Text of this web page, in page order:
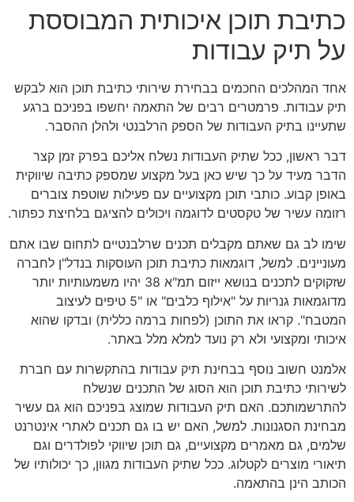
כתיבת תוכן איכותית המבוססת
על תיק עבודות
אחד המהלכים החכמים בבחירת שירותי כתיבת תוכן הוא לבקש
תיק עבודות. פרמטרים רבים של התאמה יחשפו בפניכם ברגע
שתעיינו בתיק העבודות של הספק הרלבנטי ולהלן ההסבר.
דבר ראשון, ככל שתיק העבודות נשלח אליכם בפרק זמן קצר
הדבר מעיד על כך שיש כאן בעל מקצוע שמספק כתיבה שיווקית
באופן קבוע. כותבי תוכן מקצועיים עם פעילות שוטפת צוברים
רזומה עשיר של טקסטים לדוגמה ויכולים להציגם בלחיצת כפתור.
שימו לב גם שאתם מקבלים תכנים שרלבנטיים לתחום שבו אתם
מעוניינים. למשל, דוגמאות כתיבת תוכן העוסקות בנדל"ן לחברה
שזקוקים לתכנים בנושא ייזום תמ"א 38 יהיו משמעותיות יותר
מדוגמאות גנריות על "אילוף כלבים" או "5 טיפים לעיצוב
המטבח". קראו את התוכן (לפחות ברמה כללית) ובדקו שהוא
איכותי ומקצועי ולא רק נועד למלא מלל באתר.
אלמנט חשוב נוסף בבחינת תיק עבודות בהתקשרות עם חברת
לשירותי כתיבת תוכן הוא הסוג של התכנים שנשלח
להתרשמותכם. האם תיק העבודות שמוצג בפניכם הוא גם עשיר
מבחינת הסגנונות. למשל, האם יש בו גם תכנים לאתרי אינטרנט
שלמים, גם מאמרים מקצועיים, גם תוכן שיווקי לפולדרים וגם
תיאורי מוצרים לקטלוג. ככל שתיק העבודות מגוון, כך יכולותיו של
הכותב הינן בהתאמה.